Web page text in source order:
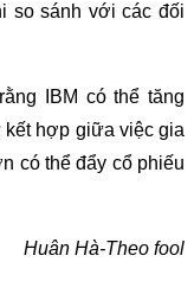
so sánh với các đối
IBM có thể tăng
hợp giữa việc gia
có thể đẩy cổ phiếu
Huân Hà-Theo fool